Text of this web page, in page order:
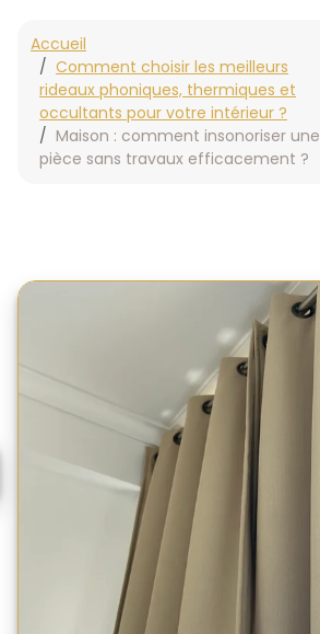
Accueil
Comment choisir les meilleurs
rideaux phoniques, thermiques et
occultants pour votre intérieur ?
Maison : comment insonoriser une
pièce sans travaux efficacement ?